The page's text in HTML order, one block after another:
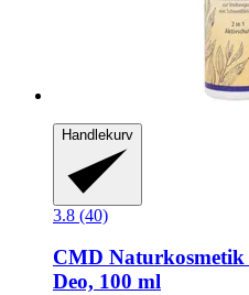
Handlekurv
3.8 (40)
CMD Naturkosmetik
Deo, 100 ml